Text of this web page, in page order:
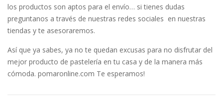
los productos son aptos para el envío… si tienes dudas
preguntanos a través de nuestras redes sociales en nuestras
tiendas y te asesoraremos.
Así que ya sabes, ya no te quedan excusas para no disfrutar del
mejor producto de pastelería en tu casa y de la manera más
cómoda. pomaronline.com Te esperamos!